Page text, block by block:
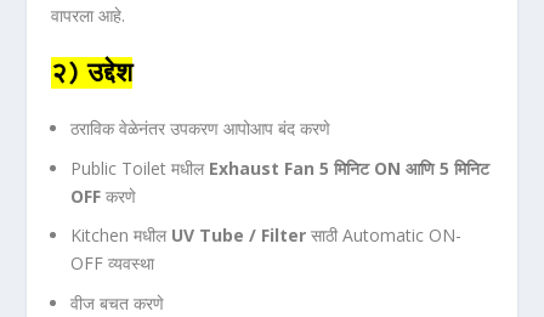
वापरला आहे.
२) उद्देश
ठराविक वेळेनंतर उपकरण आपोआप बंद करणे
Public Toilet मधील Exhaust Fan 5 मिनिट ON आणि 5 मिनिट
OFF करणे
Kitchen मधील UV Tube / Filter साठी Automatic ON-
OFF व्यवस्था
वीज बचत करणे